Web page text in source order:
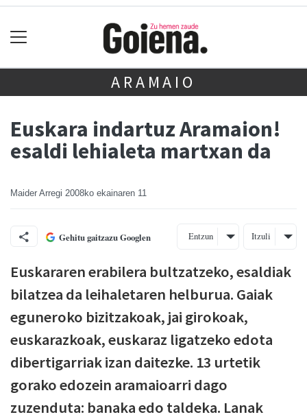
ARAMAIO
Euskara indartuz Aramaion!
esaldi lehialeta martxan da
Maider Arregi 2008ko ekainaren 11
Gehitu gaitzazu Googlen Entzun Itzuli
Euskararen erabilera bultzatzeko, esaldiak
bilatzea da leihaletaren helburua. Gaiak
eguneroko bizitzakoak, jai girokoak,
euskarazkoak, euskaraz ligatzeko edota
dibertigarriak izan daitezke. 13 urtetik
gorako edozein aramaioarri dago
zuzenduta: banaka edo taldeka. Lanak